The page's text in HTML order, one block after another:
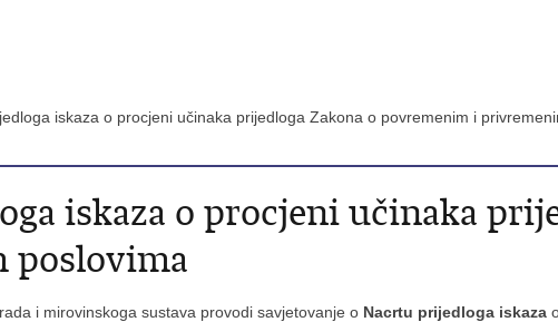
iskaza o procjeni učinaka prijedloga Zakona o povremenim i
iskaza o procjeni učinaka
poslovima
i mirovinskoga sustava provodi savjetovanje o Nacrtu prijedloga iskaza